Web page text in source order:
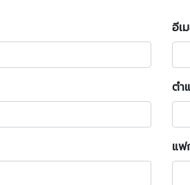
อีเ
ตำ
แฟ